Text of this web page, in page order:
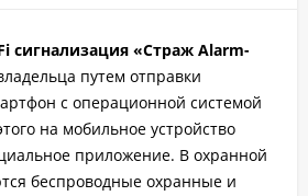
сигнализация «Страж Alarm-
путем отправки
с операционной системой
на мобильное устройство
приложение. В охранной
беспроводные охранные и